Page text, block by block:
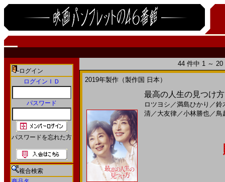
ログイン
ログインＩＤ
パスワード
パスワードを忘れた方
複合検索
44 件中 1 ～
2019年製作（製作国 日本）
最高の人生の見つけ
ロツヨシ ／満島ひかり ／鈴
清／ 大友律／小林勝也／鳥